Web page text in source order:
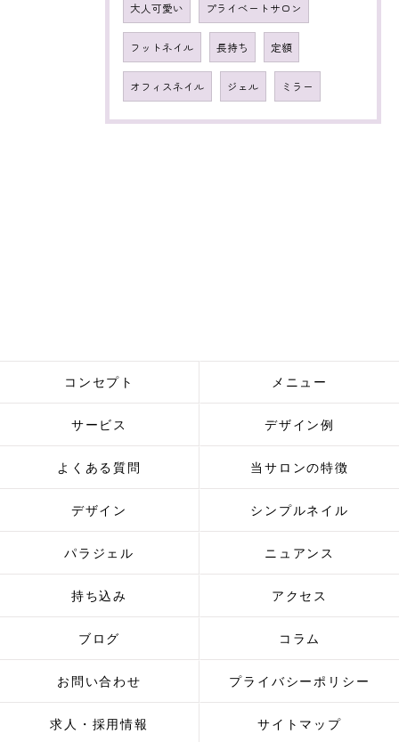
大人可愛い プライベートサロン
フットネイル 長持ち 定額
オフィスネイル ジェル ミラー
コンセプト メニュー
サービス デザイン例
よくある質問 当サロンの特徴
デザイン シンプルネイル
パラジェル ニュアンス
持ち込み アクセス
ブログ コラム
お問い合わせ プライバシーポリシー
求人・採用情報 サイトマップ